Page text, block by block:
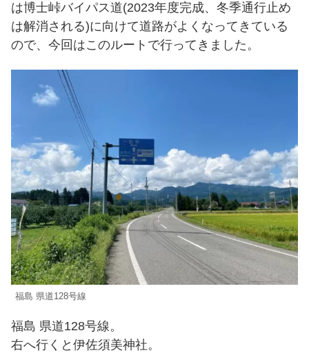
は博士峠バイパス道(2023年度完成、冬季通行止め
は解消される)に向けて道路がよくなってきている
ので、今回はこのルートで行ってきました。
福島 県道128号線
福島 県道128号線。
右へ行くと伊佐須美神社。